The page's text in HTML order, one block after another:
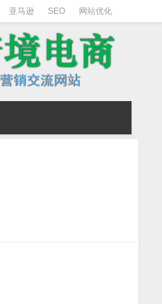
亚马逊 SEO 网站优化
facebook营销技巧